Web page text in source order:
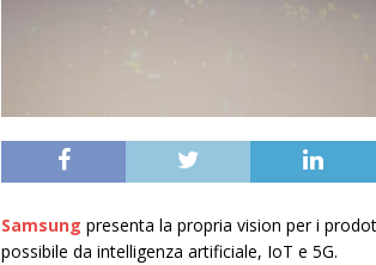
Samsung presenta la propria vision per i
possibile da intelligenza artificiale, IoT e 5G.